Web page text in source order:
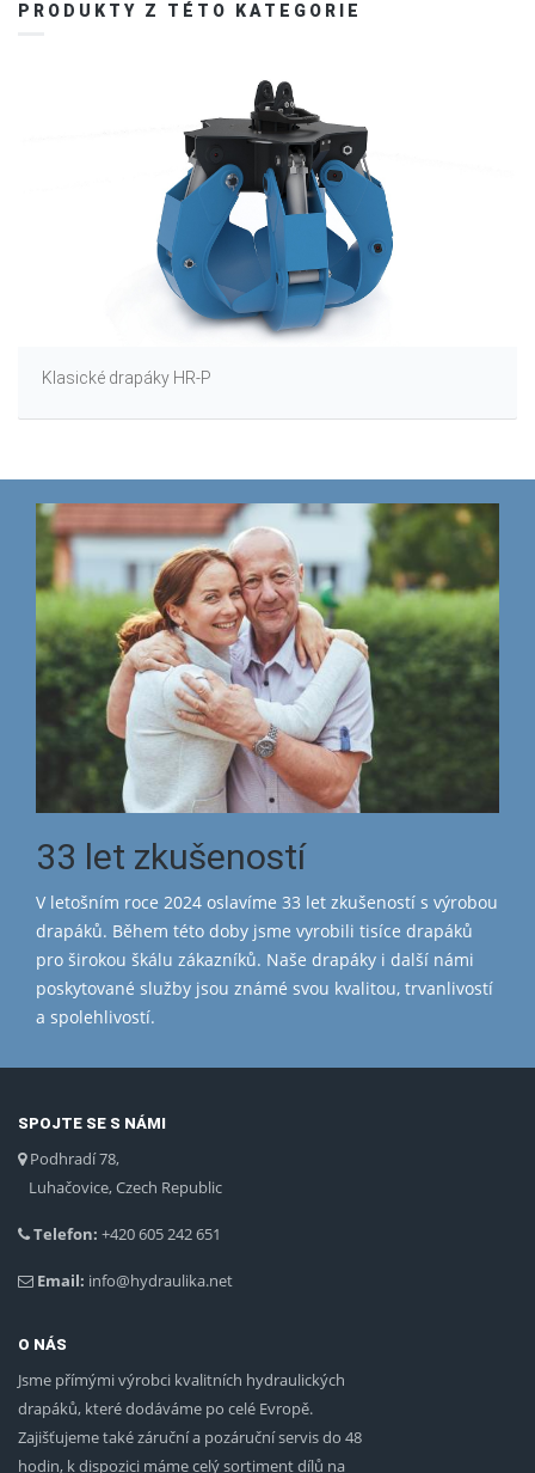
PRODUKTY Z TÉTO KATEGORIE
Klasické drapáky HR-P
33 let zkušeností
V letošním roce 2024 oslavíme 33 let zkušeností s výrobou
drapáků. Během této doby jsme vyrobili tisíce drapáků
pro širokou škálu zákazníků. Naše drapáky i další námi
poskytované služby jsou známé svou kvalitou, trvanlivostí
a spolehlivostí.
SPOJTE SE S NÁMI
Podhradí 78,
Luhačovice, Czech Republic
Telefon: +420 605 242 651
Email: info@hydraulika.net
O NÁS
Jsme přímými výrobci kvalitních hydraulických
drapáků, které dodáváme po celé Evropě.
Zajišťujeme také záruční a pozáruční servis do 48
hodin, k dispozici máme celý sortiment dílů na